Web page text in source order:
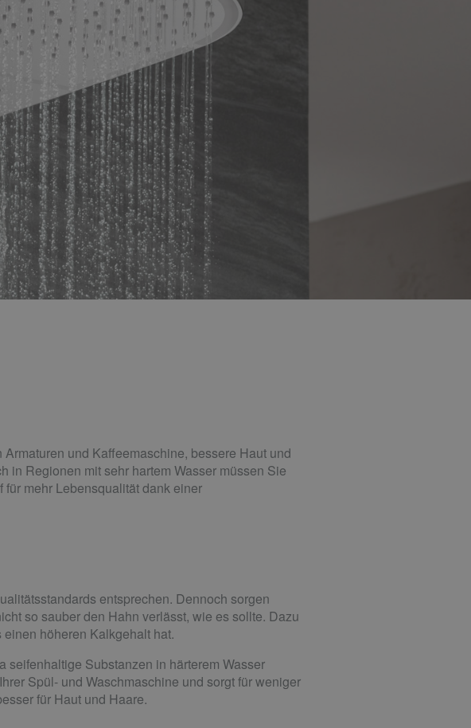
und Kaffeemaschine, bessere Haut und
in Regionen mit sehr hartem Wasser müssen Sie
mehr Lebensqualität dank einer
entsprechen. Dennoch sorgen
so sauber den Hahn verlässt, wie es sollte. Dazu
höheren Kalkgehalt hat.
seifenhaltige Substanzen in härterem Wasser
Spül- und Waschmaschine und sorgt für weniger
für Haut und Haare.